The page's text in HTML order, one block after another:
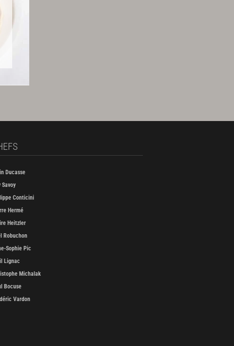
Ducasse
Savoy
Conticini
Hermé
Heitzler
Robuchon
Sophie Pic
Lignac
Michalak
Bocuse
Vardon